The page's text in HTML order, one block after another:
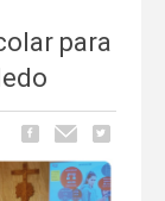
para